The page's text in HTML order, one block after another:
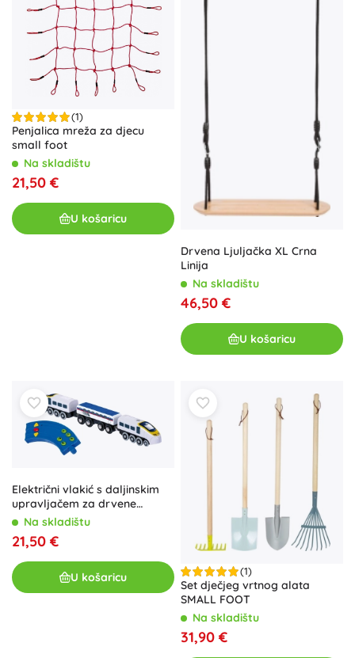
(1)
Penjalica mreža za djecu
small foot
Na skladištu
21,50 €
U košaricu
Drvena Ljuljačka XL Crna
Linija
Na skladištu
46,50 €
U košaricu
Električni vlakić s daljinskim
upravljačem za drvene
željezničke pruge SMALL
Na skladištu
21,50 €
U košaricu (1)
Set dječjeg vrtnog alata
SMALL FOOT
Na skladištu
31,90 €